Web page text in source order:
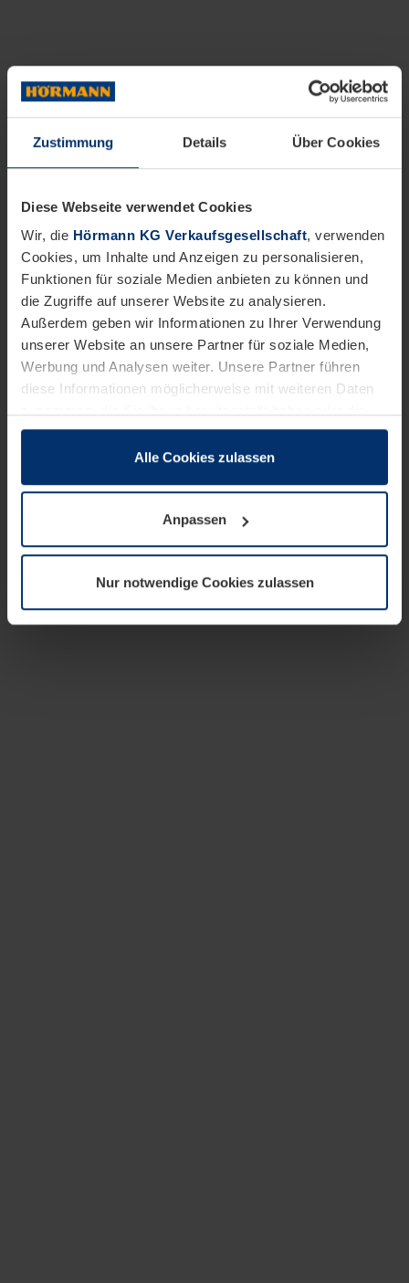
Zustimmung Details Über Cookies
Diese Webseite verwendet Cookies
Wir, die Hörmann KG Verkaufsgesellschaft, verwenden
Cookies, um Inhalte und Anzeigen zu personalisieren,
Funktionen für soziale Medien anbieten zu können und
die Zugriffe auf unserer Website zu analysieren.
Außerdem geben wir Informationen zu Ihrer Verwendung
unserer Website an unsere Partner für soziale Medien,
Werbung und Analysen weiter. Unsere Partner führen
diese Informationen möglicherweise mit weiteren Daten
sie im Rahmen Ihrer Nutzung der Dienste gesammelt
wenn diese für den Betrieb dieser Seite unbedingt
notwendig sind. Für alle anderen Cookie-Typen benötigen
wir Ihre Erlaubnis. Ihre Einwilligung können Sie jederzeit
Datenschutzerklärungunserer Website ändern oder
widerrufen.
Alle Cookies zulassen
Anpassen
Nur notwendige Cookies zulassen